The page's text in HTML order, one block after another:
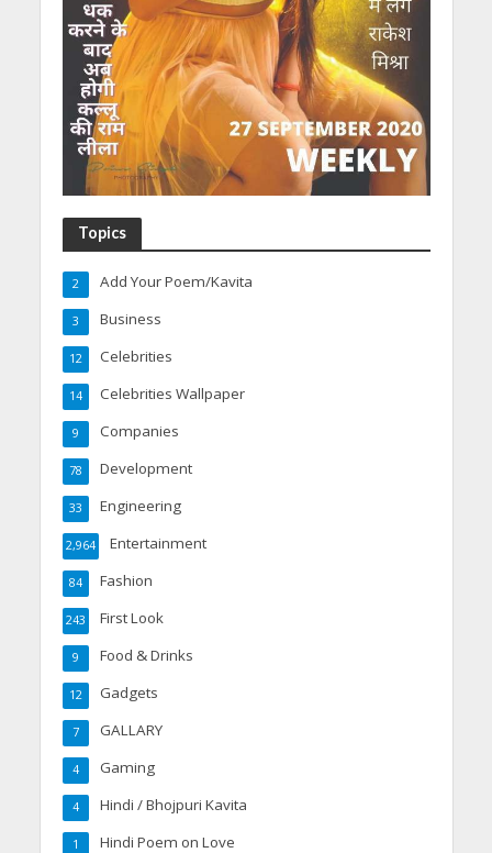
Topics
Add Your Poem/Kavita
2
Business
3
Celebrities
12
Celebrities Wallpaper
14
Companies
9
Development
78
Engineering
33
Entertainment
2,964
Fashion
84
First Look
243
Food & Drinks
9
Gadgets
12
GALLARY
7
Gaming
4
Hindi / Bhojpuri Kavita
4
Hindi Poem on Love
1